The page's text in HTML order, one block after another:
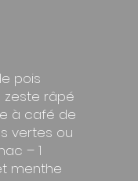
pois
zeste râpé
à café de
vertes ou
– 1
menthe